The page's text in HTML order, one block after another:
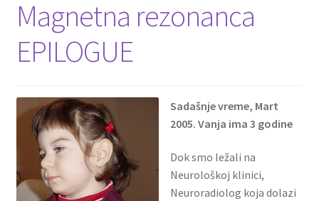
Magnetna rezonanca
EPILOGUE
Sadašnje vreme, Mart
2005. Vanja ima 3 godine
Dok smo ležali na
Neurološkoj klinici,
Neuroradiolog koja dolazi